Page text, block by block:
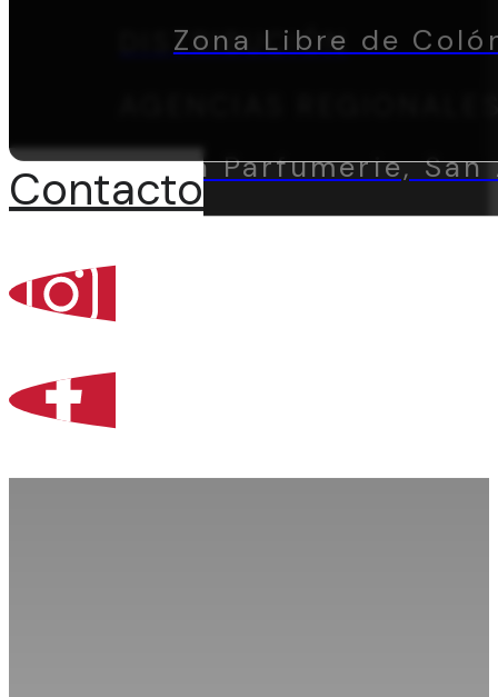
DISTRIBUCIÓN
La Parfumerie,
Percoint, Bogotá
Contacto
Zona Libre de
Contacto